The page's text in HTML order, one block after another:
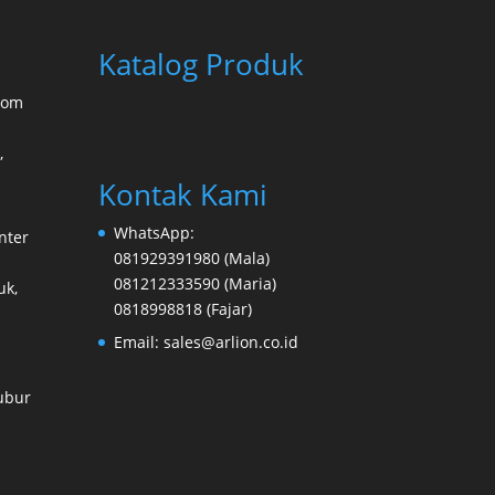
Katalog Produk
Kontak Kami
WhatsApp:
081929391980 (Mala)
081212333590 (Maria)
0818998818 (Fajar)
Email:sales@arlion.co.id